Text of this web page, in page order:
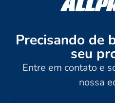
Precisando de
seu
Entre em contato e
nossa